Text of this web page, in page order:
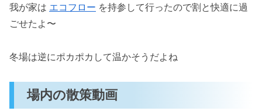
我が家は エコフロー を持参して行ったので割と快適に過
ごせたよ〜
冬場は逆にポカポカして温かそうだよね
場内の散策動画